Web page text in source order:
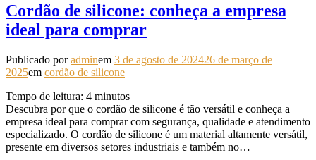
Cordão de silicone: conheça a empresa
ideal para comprar
Publicado poradminem 3 de agosto de 202426 de março de
2025em cordão de silicone
Tempo de leitura: 4 minutos
Descubra por que o cordão de silicone é tão versátil e conheça a
empresa ideal para comprar com segurança, qualidade e atendimento
especializado. O cordão de silicone é um material altamente versátil,
presente em diversos setores industriais e também no…